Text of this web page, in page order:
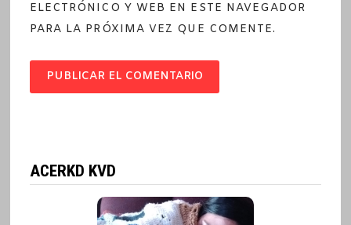
ELECTRÓNICO Y WEB EN ESTE NAVEGADOR
PARA LA PRÓXIMA VEZ QUE COMENTE.
ACERKD KVD